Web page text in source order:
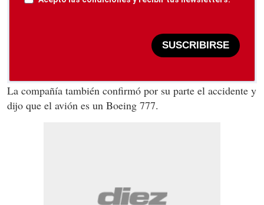
SUSCRIBIRSE
La compañía también confirmó por su parte el accidente y
dijo que el avión es un Boeing 777.